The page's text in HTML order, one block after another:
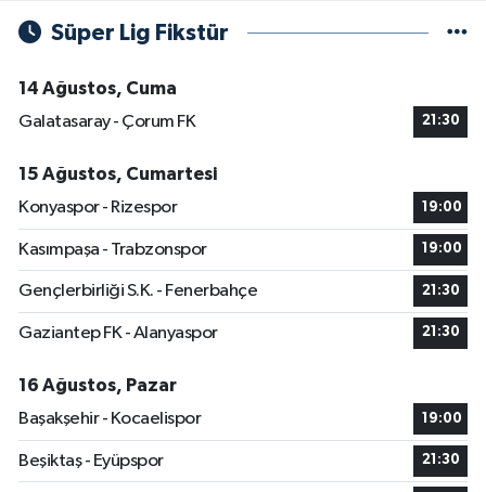
Süper Lig Fikstür
14 Ağustos, Cuma
Galatasaray - Çorum FK
21:30
15 Ağustos, Cumartesi
Konyaspor - Rizespor
19:00
Kasımpaşa - Trabzonspor 19:00
Gençlerbirliği S.K. - Fenerbahçe 21:30
Gaziantep FK - Alanyaspor 21:30
16 Ağustos, Pazar
Başakşehir - Kocaelispor
19:00
Beşiktaş - Eyüpspor 21:30